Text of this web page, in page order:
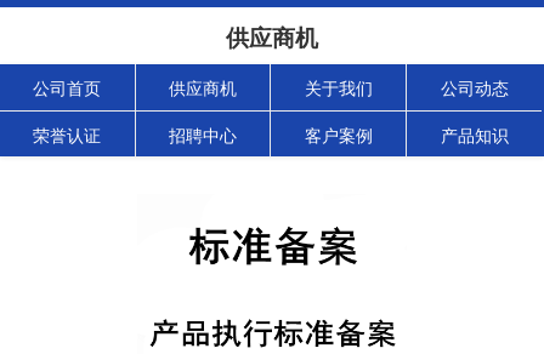
供应商机
公司首页 供应商机 关于我们 公司动态
荣誉认证 招聘中心 客户案例 产品知识